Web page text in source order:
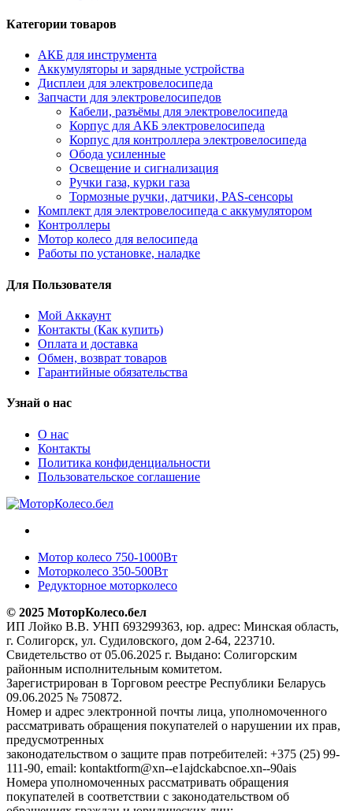
Категории товаров
АКБ для инструмента
Аккумуляторы и зарядные устройства
Дисплеи для электровелосипеда
Запчасти для электровелосипедов
Кабели, разъёмы для электровелосипеда
Корпус для АКБ электровелосипеда
Корпус для контроллера электровелосипеда
Обода усиленные
Освещение и сигнализация
Ручки газа, курки газа
Тормозные ручки, датчики, PAS-сенсоры
Комплект для электровелосипеда с аккумулятором
Контроллеры
Мотор колесо для велосипеда
Работы по установке, наладке
Для Пользователя
Мой Аккаунт
Контакты (Как купить)
Оплата и доставка
Обмен, возврат товаров
Гарантийные обязательства
Узнай о нас
О нас
Контакты
Политика конфиденциальности
Пользовательское соглашение
Мотор колесо 750-1000Вт
Моторколесо 350-500Вт
Редукторное моторколесо
© 2025 МоторКолесо.бел
ИП Лойко В.В. УНП 693299363, юр. адрес: Минская область,
г. Солигорск, ул. Судиловского, дом 2-64, 223710.
Свидетельство от 05.06.2025 г. Выдано: Солигорским
районным исполнительным комитетом.
Зарегистрирован в Торговом реестре Республики Беларусь
09.06.2025 № 750872.
Номер и адрес электронной почты лица, уполномоченного
рассматривать обращения покупателей о нарушении их прав,
предусмотренных
законодательством о защите прав потребителей: +375 (25) 99-
111-90, email: kontaktform@xn--e1ajdckabcnoe.xn--90ais
Номера уполномоченных рассматривать обращения
покупателей в соответствии с законодательством об